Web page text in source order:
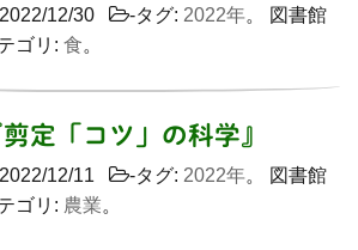
2022/12/30 -タグ: 2022年 。 図書館
ゴリ: 食
剪定「コツ」の科学』
2022/12/11 -タグ: 2022年 。 図書館
ゴリ: 農業